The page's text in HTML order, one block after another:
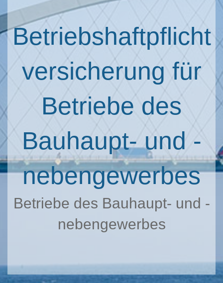
Betriebshaftpflicht
versicherung für
Betriebe des
Bauhaupt- und -
nebengewerbes
Betriebe des Bauhaupt- und -
nebengewerbes